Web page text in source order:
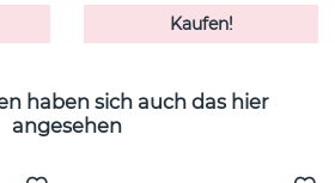
Kaufen!
haben sich auch das hier
angesehen